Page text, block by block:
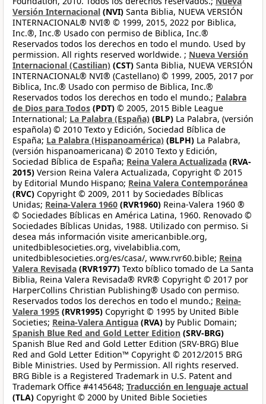
Versión Internacional (NVI) Santa Biblia, NUEVA VERSIÓN
INTERNACIONAL® NVI® © 1999, 2015, 2022 por Biblica,
Inc.®, Inc.® Usado con permiso de Biblica, Inc.®
Reservados todos los derechos en todo el mundo. Used by
permission. All rights reserved worldwide. ; Nueva Versión
Internacional (Castilian) (CST) Santa Biblia, NUEVA VERSIÓN
INTERNACIONAL® NVI® (Castellano) © 1999, 2005, 2017 por
Biblica, Inc.® Usado con permiso de Biblica, Inc.®
Reservados todos los derechos en todo el mundo.; Palabra
de Dios para Todos (PDT) © 2005, 2015 Bible League
International; La Palabra (España) (BLP) La Palabra, (versión
española) © 2010 Texto y Edición, Sociedad Bíblica de
España; La Palabra (Hispanoamérica) (BLPH) La Palabra,
(versión hispanoamericana) © 2010 Texto y Edición,
Sociedad Bíblica de España; Reina Valera Actualizada (RVA-
2015) Version Reina Valera Actualizada, Copyright © 2015
by Editorial Mundo Hispano; Reina Valera Contemporánea
(RVC) Copyright © 2009, 2011 by Sociedades Bíblicas
Unidas; Reina-Valera 1960 (RVR1960) Reina-Valera 1960 ®
© Sociedades Bíblicas en América Latina, 1960. Renovado ©
Sociedades Bíblicas Unidas, 1988. Utilizado con permiso. Si
desea más información visite americanbible.org,
unitedbiblesocieties.org, vivelabiblia.com,
unitedbiblesocieties.org/es/casa/, www.rvr60.bible; Reina
Valera Revisada (RVR1977) Texto bíblico tomado de La Santa
Biblia, Reina Valera Revisada® RVR® Copyright © 2017 por
HarperCollins Christian Publishing® Usado con permiso.
Reservados todos los derechos en todo el mundo.; Reina-
Valera 1995 (RVR1995) Copyright © 1995 by United Bible
Societies; Reina-Valera Antigua (RVA) by Public Domain;
Spanish Blue Red and Gold Letter Edition (SRV-BRG)
Spanish Blue Red and Gold Letter Edition (SRV-BRG) Blue
Red and Gold Letter Edition™ Copyright © 2012/2015 BRG
Bible Ministries. Used by Permission. All rights reserved.
BRG Bible is a Registered Trademark in U.S. Patent and
Trademark Office #4145648; Traducción en lenguaje actual
(TLA) Copyright © 2000 by United Bible Societies